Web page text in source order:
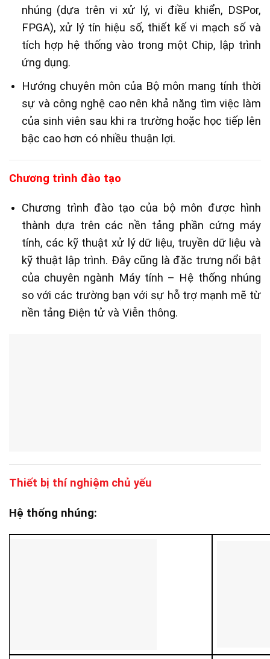
nhúng (dựa trên vi xử lý, vi điều khiển, DSPor,
FPGA), xử lý tín hiệu số, thiết kế vi mạch số và
tích hợp hệ thống vào trong một Chip, lập trình
ứng dụng.
Hướng chuyên môn của Bộ môn mang tính thời
sự và công nghệ cao nên khả năng tìm việc làm
của sinh viên sau khi ra trường hoặc học tiếp lên
bậc cao hơn có nhiều thuận lợi.
Chương trình đào tạo
Chương trình đào tạo của bộ môn được hình
thành dựa trên các nền tảng phần cứng máy
tính, các kỹ thuật xử lý dữ liệu, truyền dữ liệu và
kỹ thuật lập trình. Đây cũng là đặc trưng nổi bật
của chuyên ngành Máy tính – Hệ thống nhúng
so với các trường bạn với sự hỗ trợ mạnh mẽ từ
nền tảng Điện tử và Viễn thông.
Thiết bị thí nghiệm chủ yếu
Hệ thống nhúng: